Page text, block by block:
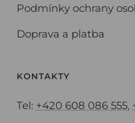
Podmínky ochrany
Doprava a platba
KONTAKTY
Tel: +420 608 086 555,